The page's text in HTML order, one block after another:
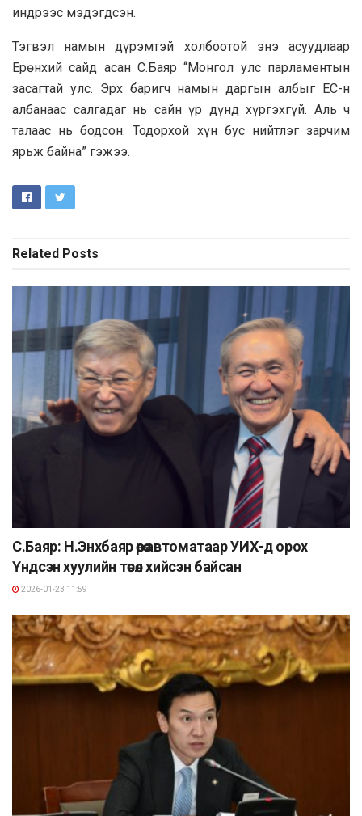
индрээс мэдэгдсэн.
Тэгвэл намын дүрэмтэй холбоотой энэ асуудлаар
Ерөнхий сайд асан С.Баяр “Монгол улс парламентын
засагтай улс. Эрх баригч намын даргын албыг ЕС-н
албанаас салгадаг нь сайн үр дүнд хүргэхгүй. Аль ч
талаас нь бодсон. Тодорхой хүн бус нийтлэг зарчим
ярьж байна” гэжээ.
Related Posts
С.Баяр: Н.Энхбаяр өөрөө автоматаар УИХ-д орох
Үндсэн хуулийн төсөл хийсэн байсан
2026-01-23 11:59